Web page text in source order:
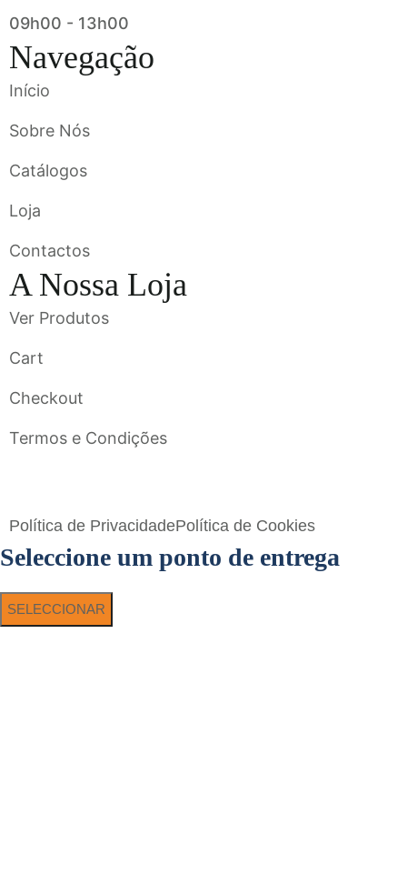
09h00 - 13h00
Navegação
Início
Sobre Nós
Catálogos
Loja
Contactos
A Nossa Loja
Ver Produtos
Cart
Checkout
Termos e Condições
Política de PrivacidadePolítica de Cookies
Seleccione um ponto de entrega
SELECCIONAR